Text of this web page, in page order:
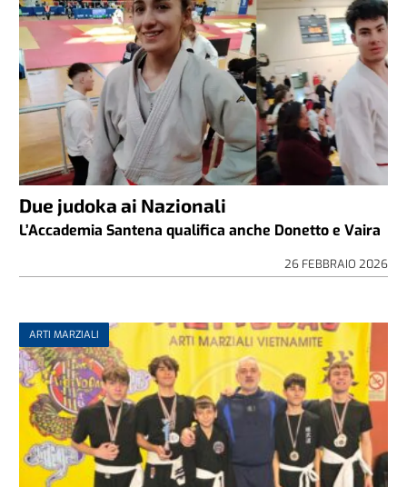
Due judoka ai Nazionali
L’Accademia Santena qualifica anche Donetto e Vaira
26 FEBBRAIO 2026
ARTI MARZIALI